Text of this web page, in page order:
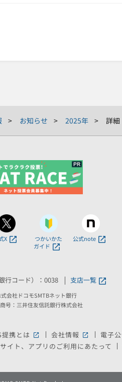
お知らせ 2025年 詳細
X
つかいかた
ガイド
公式note
行コード）：0038 支店一覧
会社ドコモSMTBネット銀行
号：三井住友信託銀行株式会社
。
ドウで開きます。
携とは 新しいウィンドウで開きま
会社情報新しいウィ
電子
イト、アプリのご利用にあたって